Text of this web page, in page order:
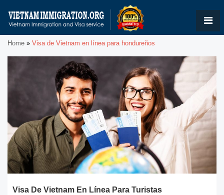
Home » Visa de Vietnam en línea para hondureños
Visa De Vietnam En Línea Para Turistas